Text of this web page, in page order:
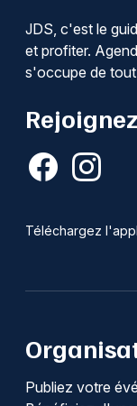
JDS, c'est le
et profiter.
s'occupe de
Téléchargez
Publiez votre